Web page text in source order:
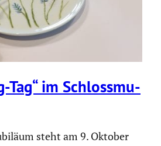
Tag“ im Schloss­mu­
steht am 9. Oktober